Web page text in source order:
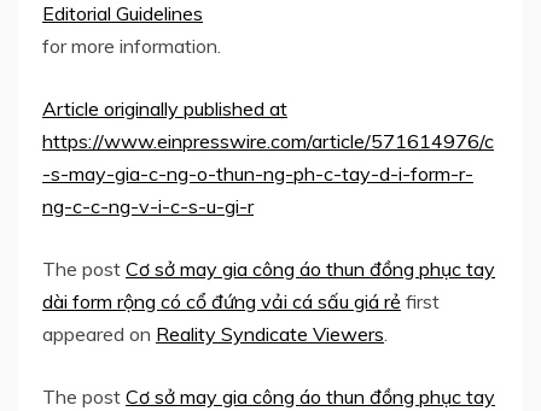
Editorial Guidelines
for more information.
Article originally published at
https://www.einpresswire.com/article/571614976/c
-s-may-gia-c-ng-o-thun-ng-ph-c-tay-d-i-form-r-
ng-c-c-ng-v-i-c-s-u-gi-r
The post Cơ sở may gia công áo thun đồng phục tay
dài form rộng có cổ đứng vải cá sấu giá rẻ first
appeared on Reality Syndicate Viewers.
The post Cơ sở may gia công áo thun đồng phục tay